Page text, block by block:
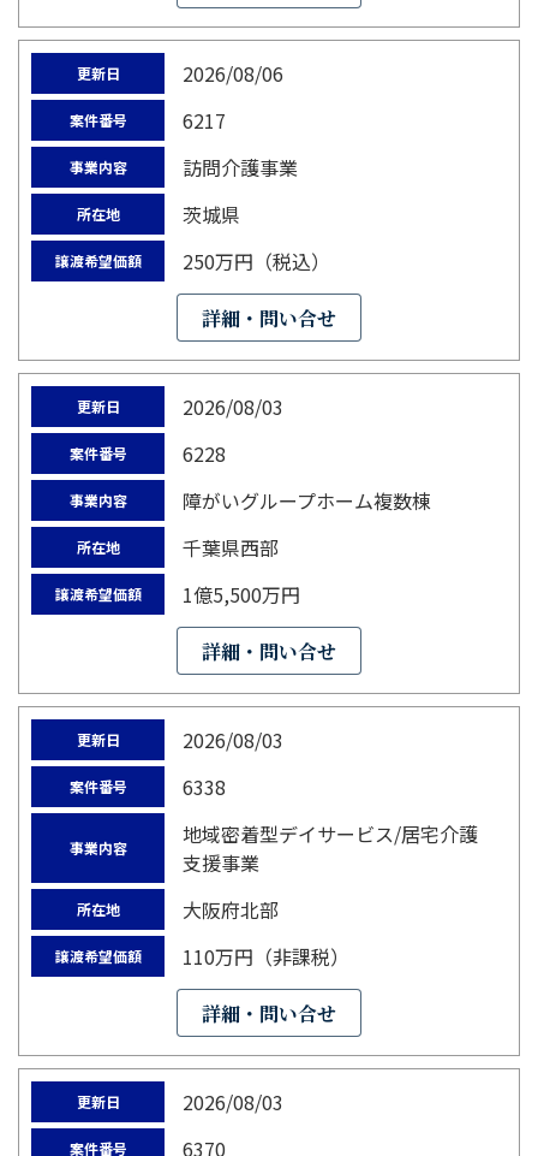
更新日 2026/08/06
案件番号 6217
事業内容 訪問介護事業
所在地 茨城県
譲渡希望価額 250万円（税込）
詳細・問い合せ
更新日 2026/08/03
案件番号 6228
事業内容 障がいグループホーム複数棟
所在地 千葉県西部
譲渡希望価額 1億5,500万円
詳細・問い合せ
更新日 2026/08/03
案件番号 6338
事業内容
地域密着型デイサービス/居宅介護
支援事業
所在地 大阪府北部
譲渡希望価額 110万円（非課税）
詳細・問い合せ
更新日 2026/08/03
案件番号 6370